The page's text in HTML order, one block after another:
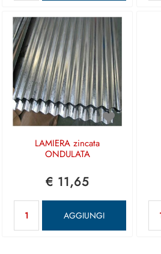
LAMIERA zincata
ONDULATA
€ 11,65
AGGIUNGI